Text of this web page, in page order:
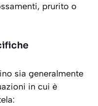
prurito o
sia generalmente
in cui è